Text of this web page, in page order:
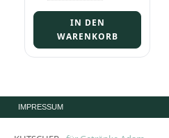
Menge
IN DEN
WARENKORB
IMPRESSUM